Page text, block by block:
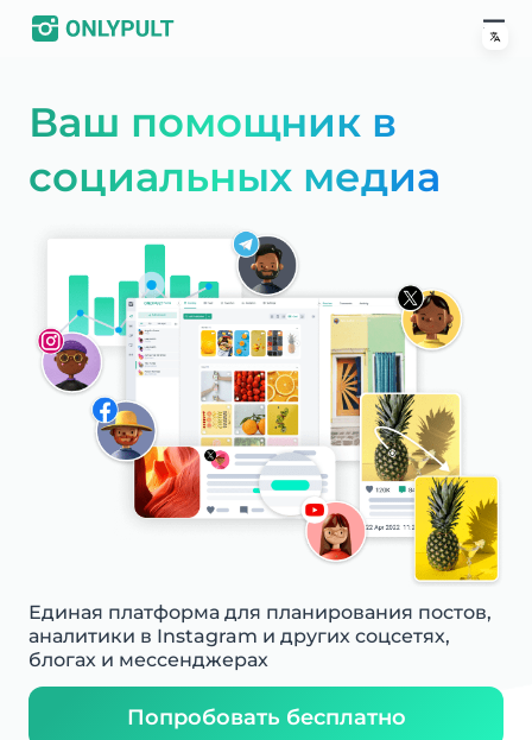
Ваш помощник в
социальных медиа
Единая платформа для планирования постов,
аналитики в Instagram и других соцсетях,
блогах и мессенджерах
Попробовать бесплатно